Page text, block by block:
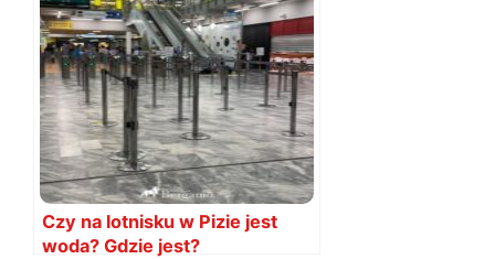
Czy na lotnisku w Pizie jest
woda? Gdzie jest?